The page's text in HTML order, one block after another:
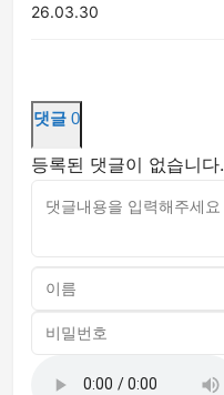
26.03.30
댓글 0
등록된 댓글이 없습니다.